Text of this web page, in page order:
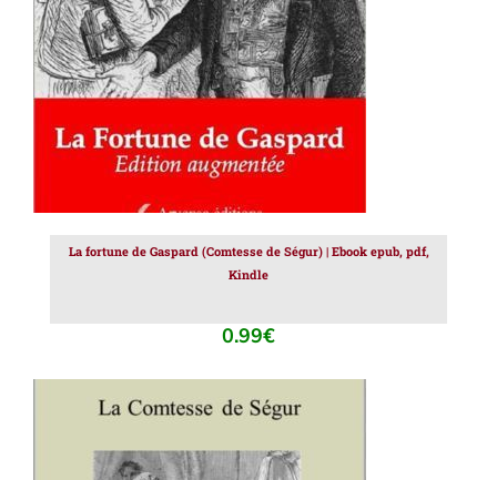
La fortune de Gaspard (Comtesse de Ségur) | Ebook epub, pdf,
Kindle
0.99€